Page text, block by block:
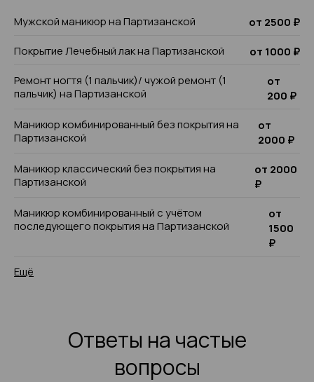
Мужской маникюр на Партизанской
от 2500 ₽
Покрытие Лечебный лак на Партизанской
от 1000 ₽
Ремонт ногтя (1 пальчик)/ чужой ремонт (1
пальчик) на Партизанской
от
200 ₽
Маникюр комбинированный без покрытия на
Партизанской
от
2000 ₽
Маникюр классический без покрытия на
Партизанской
от 2000
₽
Маникюр комбинированный с учётом
последующего покрытия на Партизанской
от
1500
₽
Ещё
Ответы на частые
вопросы